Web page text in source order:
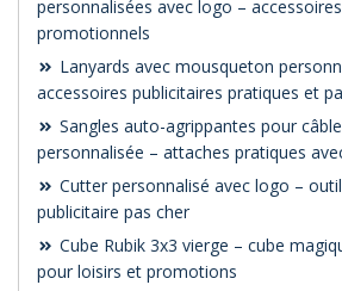
personnalisées avec logo –
promotionnels
Lanyards avec mousqueton
accessoires publicitaires pratiques et
Sangles auto-agrippantes pour
personnalisée – attaches pratiques
Cutter personnalisé avec logo –
publicitaire pas cher
Cube Rubik 3x3 vierge – cube
pour loisirs et promotions